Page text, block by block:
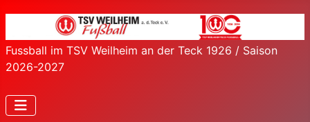
Fussball im TSV Weilheim an der Teck 1926 / Saison
2026-2027